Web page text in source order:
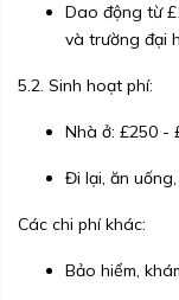
Dao động từ
và trường đại
5.2. Sinh hoạt phí:
Nhà ở: £250 -
Đi lại, ăn
Các chi phí khác:
Bảo hiểm,